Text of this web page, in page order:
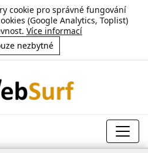
cookie pro správné fungování
(Google Analytics, Toplist)
Více informací
nezbytné